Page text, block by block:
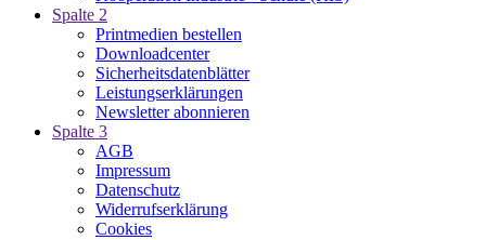
Spalte 2
Printmedien bestellen
Downloadcenter
Sicherheitsdatenblätter
Leistungserklärungen
Newsletter abonnieren
Spalte 3
AGB
Impressum
Datenschutz
Widerrufserklärung
Cookies